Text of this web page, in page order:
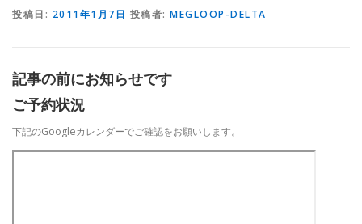
投稿日: 2011年1月7日 投稿者: MEGLOOP-DELTA
記事の前にお知らせです
ご予約状況
下記のGoogleカレンダーでご確認をお願いします。